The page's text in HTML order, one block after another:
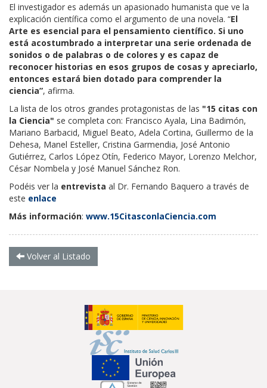
El investigador es además un apasionado humanista que ve la
explicación científica como el argumento de una novela. “El
Arte es esencial para el pensamiento científico. Si uno
está acostumbrado a interpretar una serie ordenada de
sonidos o de palabras o de colores y es capaz de
reconocer historias en esos grupos de cosas y apreciarlo,
entonces estará bien dotado para comprender la
ciencia”, afirma.
La lista de los otros grandes protagonistas de las "15 citas con
la Ciencia" se completa con: Francisco Ayala, Lina Badimón,
Mariano Barbacid, Miguel Beato, Adela Cortina, Guillermo de la
Dehesa, Manel Esteller, Cristina Garmendia, José Antonio
Gutiérrez, Carlos López Otín, Federico Mayor, Lorenzo Melchor,
César Nombela y José Manuel Sánchez Ron.
Podéis ver la entrevista al Dr. Fernando Baquero a través de
este enlace
Más información: www.15CitasconlaCiencia.com
Volver al Listado